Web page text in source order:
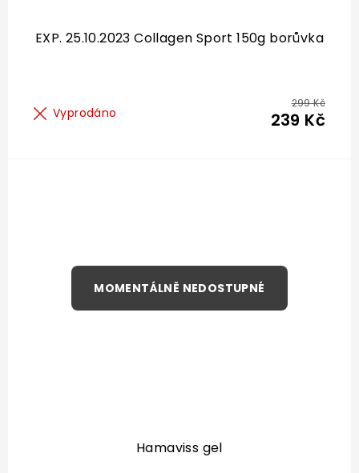
EXP. 25.10.2023 Collagen Sport 150g borůvka
Vyprodáno
299 Kč
239 Kč
Hamaviss gel